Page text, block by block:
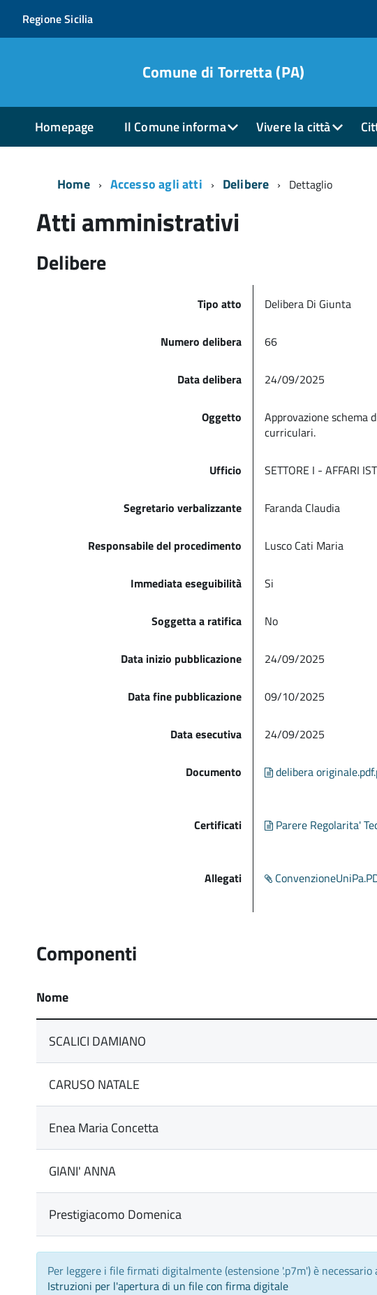
Regione Sicilia
Comune di Torretta (PA)
Homepage Il Comune informa Vivere la città
Home Accesso agli atti Delibere Dettaglio
Atti amministrativi
Delibere
Tipo atto Delibera Di Giunta
Numero delibera 66
Data delibera 24/09/2025
Oggetto
Approvazione schema
curriculari.
Ufficio SETTORE I - AFFARI
Segretario verbalizzante Faranda Claudia
Responsabile del procedimento Lusco Cati Maria
Immediata eseguibilità Si
Soggetta a ratifica No
Data inizio pubblicazione 24/09/2025
Data fine pubblicazione 09/10/2025
Data esecutiva 24/09/2025
Documento delibera
Certificati Parere Regolarita'
Allegati
Componenti
Nome
SCALICI DAMIANO
CARUSO NATALE
Enea Maria Concetta
GIANI' ANNA
Prestigiacomo Domenica
Per leggere i file firmati digitalmente (estensione '.p7m') è
Istruzioni per l'apertura di un file con firma digitale